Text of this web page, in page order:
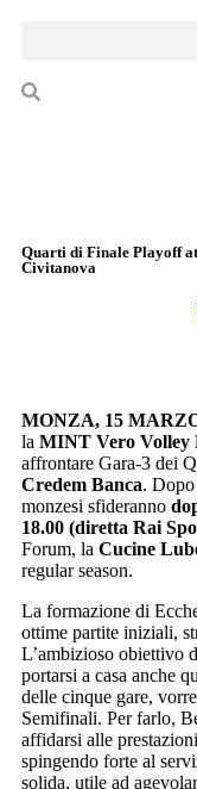
Quarti di Finale Playoff
Civitanova
MONZA, 15
la MINT Vero Volley
affrontare Gara-3 dei
Credem Banca.
monzesi sfideranno
18.00 (diretta Rai
Forum, la Cucine
regular season.
La formazione di
ottime partite iniziali,
L’ambizioso obiettivo
portarsi a casa anche
delle cinque gare,
Semifinali. Per farlo,
affidarsi alle
spingendo forte al
solida, utile ad